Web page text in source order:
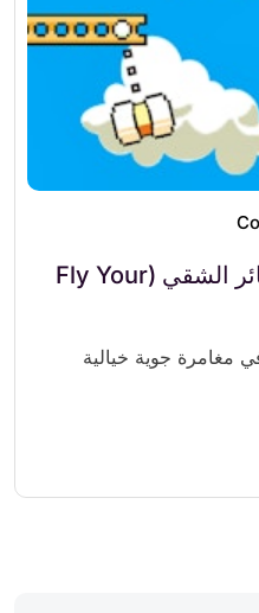
طِر بطائرتك: مغامرة الطائر الشقي (Fly Your
مغامرة جوية خيالية